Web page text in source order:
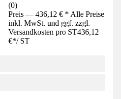
(0)
Preis — 436,12 € * Alle Preise
inkl. MwSt. und ggf. zzgl.
Versandkosten pro ST436,12
€*/ ST